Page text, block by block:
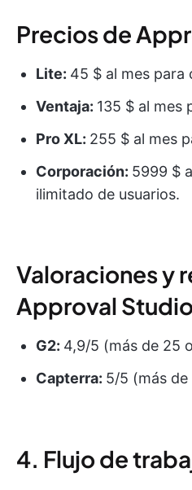
Precios de
Lite: 45 $ al mes para
Ventaja: 135 $ al mes
Pro XL: 255 $ al mes
Corporación: 5999 $
ilimitado de usuarios.
Valoraciones y
Approval Studio
G2: 4,9/5 (más de 25
Capterra: 5/5 (más
4. Flujo de